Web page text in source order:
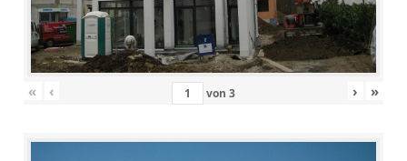
« ‹ von 3 › »